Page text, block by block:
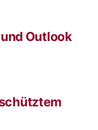
Outlook